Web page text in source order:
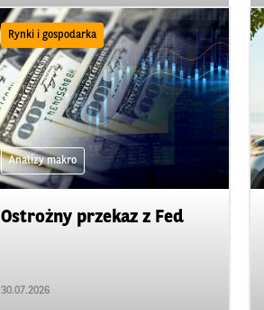
Rynki i gospodarka
Analizy makro
Ostrożny przekaz z Fed
30.07.2026